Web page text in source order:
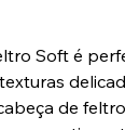
Soft é
de